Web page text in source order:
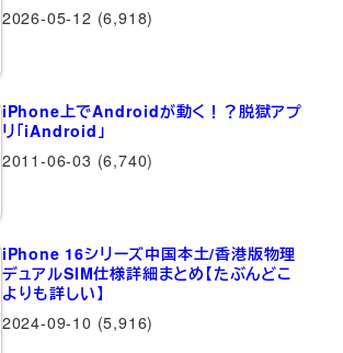
2026-05-12 (6,918)
iPhone上でAndroidが動く！？脱獄アプ
リ「iAndroid」
2011-06-03 (6,740)
iPhone 16シリーズ中国本土/香港版物理
デュアルSIM仕様詳細まとめ【たぶんどこ
よりも詳しい】
2024-09-10 (5,916)